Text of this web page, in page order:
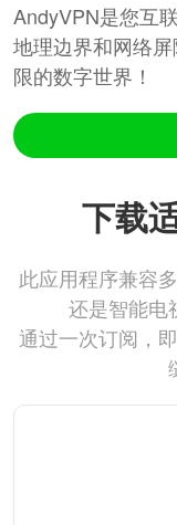
AndyVPN是您互
地理边界和网络
限的数字世界！
下载
此应用程序兼容
还是智能电
通过一次订阅，